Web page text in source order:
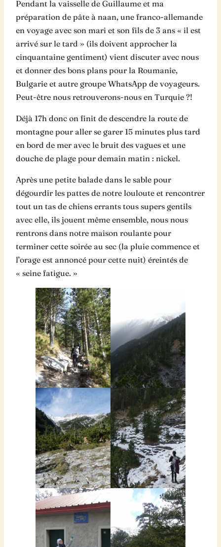
Pendant la vaisselle de Guillaume et ma
préparation de pâte à naan, une franco-allemande
en voyage avec son mari et son fils de 3 ans « il est
arrivé sur le tard » (ils doivent approcher la
cinquantaine gentiment) vient discuter avec nous
et donner des bons plans pour la Roumanie,
Bulgarie et autre groupe WhatsApp de voyageurs.
Peut-être nous retrouverons-nous en Turquie ?!
Déjà 17h donc on finit de descendre la route de
montagne pour aller se garer 15 minutes plus tard
en bord de mer avec le bruit des vagues et une
douche de plage pour demain matin : nickel.
Après une petite balade dans le sable pour
dégourdir les pattes de notre louloute et rencontrer
tout un tas de chiens errants tous supers gentils
avec elle, ils jouent même ensemble, nous nous
rentrons dans notre maison roulante pour
terminer cette soirée au sec (la pluie commence et
l’orage est annoncé pour cette nuit) éreintés de
« seine fatigue. »